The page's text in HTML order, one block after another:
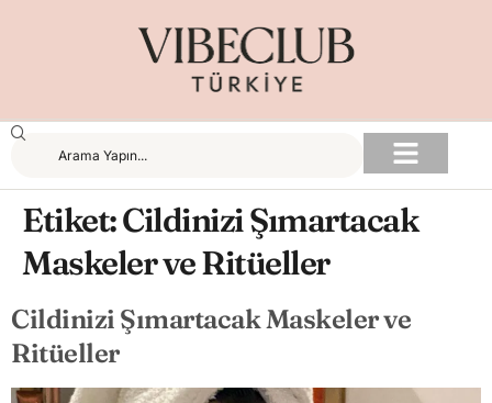
Etiket:Cildinizi Şımartacak
Maskeler ve Ritüeller
Cildinizi Şımartacak Maskeler ve
Ritüeller